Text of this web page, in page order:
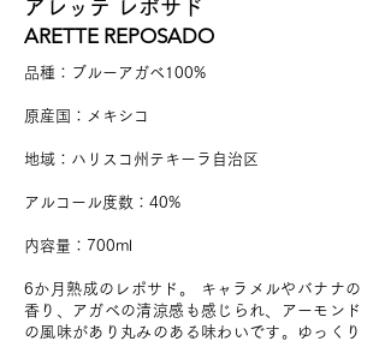
アレッテ レポサド
ARETTE REPOSADO
品種：ブルーアガベ100%
原産国：メキシコ
地域：ハリスコ州テキーラ自治区
アルコール度数：40%
​内容量：700ml
6か月熟成のレポサド。 キャラメルやバナナの
香り、アガベの清涼感も感じられ、アーモンド
の風味があり丸みのある味わいです。ゆっくり